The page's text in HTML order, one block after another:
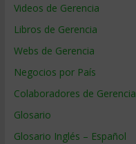
Videos de Gerencia
Libros de Gerencia
Webs de Gerencia
Negocios por País
Colaboradores de Gerencia
Glosario
Glosario Inglés – Español